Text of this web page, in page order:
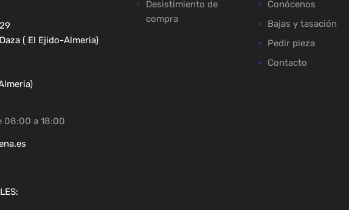
( El Ejido-Almeria)
08:00 a 18:00
Desistimiento de
compra
Conócenos
Bajas y tasación
Pedir pieza
Contacto